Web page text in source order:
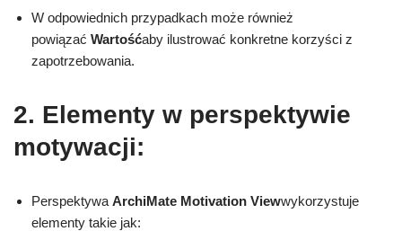
W odpowiednich przypadkach może również
powiązać Wartośćaby ilustrować konkretne korzyści z
zapotrzebowania.
2. Elementy w perspektywie
motywacji:
Perspektywa ArchiMate Motivation Viewwykorzystuje
elementy takie jak: